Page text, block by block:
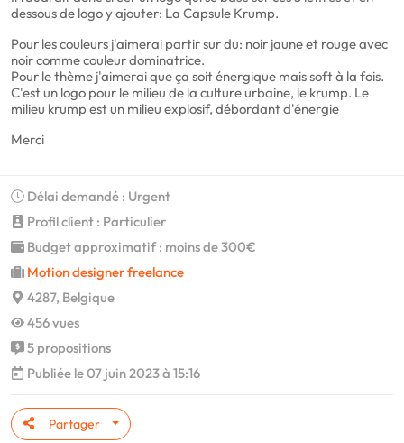
dessous de logo y ajouter: La Capsule Krump.
Pour les couleurs j'aimerai partir sur du: noir jaune et rouge avec
noir comme couleur dominatrice.
Pour le thème j'aimerai que ça soit énergique mais soft à la fois.
C'est un logo pour le milieu de la culture urbaine, le krump. Le
milieu krump est un milieu explosif, débordant d'énergie
Merci
Délai demandé : Urgent
Profil client : Particulier
Budget approximatif : moins de 300€
Motion designer freelance
4287, Belgique
456 vues
5 propositions
Publiée le 07 juin 2023 à 15:16
Partager